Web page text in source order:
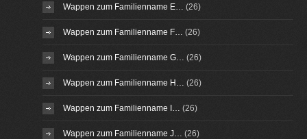
Wappen zum Familienname E… (26)
Wappen zum Familienname F… (26)
Wappen zum Familienname G… (26)
Wappen zum Familienname H… (26)
Wappen zum Familienname I… (26)
Wappen zum Familienname J… (26)